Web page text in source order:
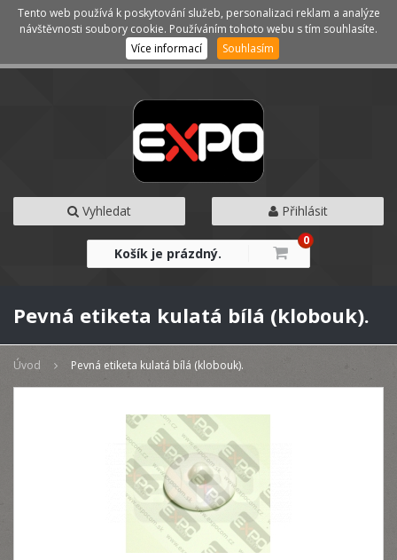
Kategorie Menu
Vyhledat Přihlásit
Košík je prázdný.
0
Pevná etiketa kulatá bílá (klobouk).
Úvod Pevná etiketa kulatá bílá (klobouk).
Tento web používá k poskytování služeb, personalizaci reklam a analýze
návštěvnosti soubory cookie. Používáním tohoto webu s tím souhlasíte.
Více informací
Souhlasím